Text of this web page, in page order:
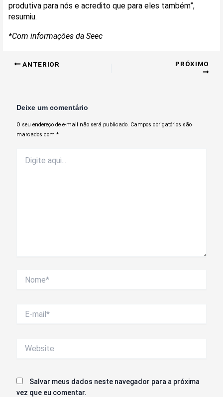
produtiva para nós e acredito que para eles também”,
resumiu.
*Com informações da Seec
ANTERIOR PRÓXIMO
Deixe um comentário
O seu endereço de e-mail não será publicado. Campos obrigatórios são
marcados com*
aqui...
mail*
Salvar meus dados neste navegador para a próxima
vez que eu comentar.